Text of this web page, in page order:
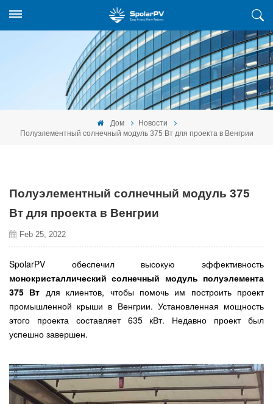
Дом
Новости
Полуэлементный солнечный модуль 375 Вт для проекта в Венгрии
Полуэлементный солнечный модуль 375
Вт для проекта в Венгрии
Feb 25, 2022
SpolarPV обеспечил высокую эффективность
монокристаллический солнечный модуль полуэлемента
375 Вт для клиентов, чтобы помочь им построить проект
промышленной крыши в Венгрии. Установленная мощность
этого проекта составляет 635 кВт. Недавно проект был
успешно завершен.